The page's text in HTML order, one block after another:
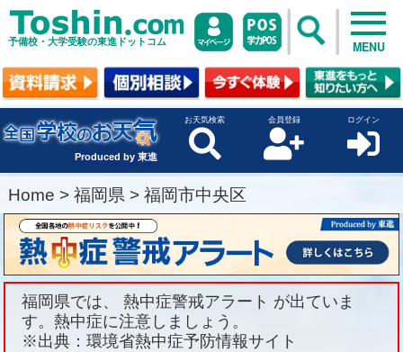
予備校・大学受験の東進ドットコム MENU
Produced by 東進
お天気検索 会員登録 ログイン
Home > 福岡県 > 福岡市中央区
福岡県では、 熱中症警戒アラート が出ていま
す。熱中症に注意しましょう。
※出典：環境省熱中症予防情報サイト